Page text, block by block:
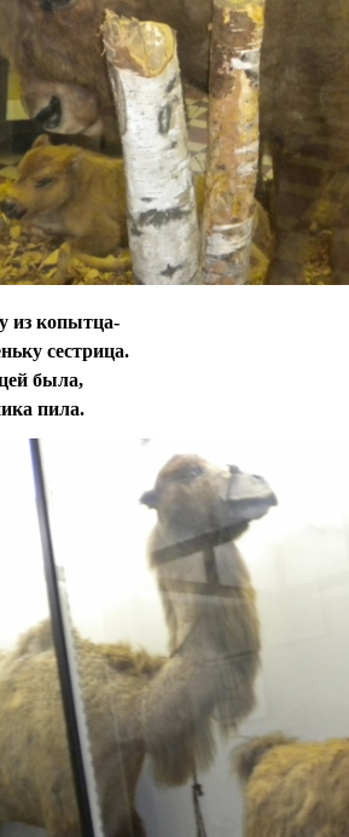
из копытца-
сестрица.
была,
пила.